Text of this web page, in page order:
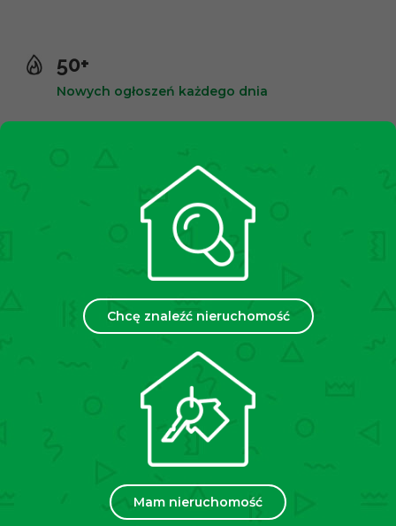
Chcę znaleźć nieruchomość
Mam nieruchomość
50+
Nowych ogłoszeń każdego dnia
Zadowolonych klientów
Spotkań miesięcznie
35
Chcesz sprzedać lub wynająć
swoją nieruchomość?